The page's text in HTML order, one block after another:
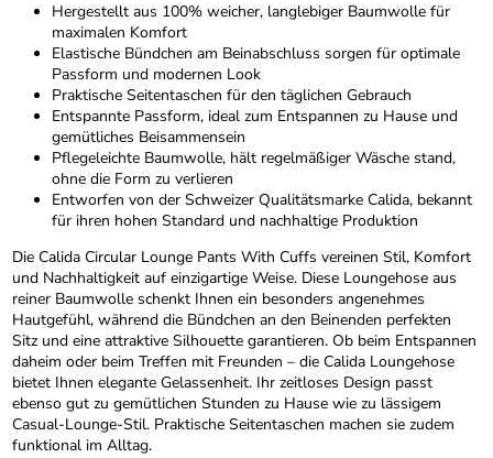
Hergestellt aus 100% weicher, langlebiger Baumwolle für
maximalen Komfort
Elastische Bündchen am Beinabschluss sorgen für optimale
Passform und modernen Look
Praktische Seitentaschen für den täglichen Gebrauch
Entspannte Passform, ideal zum Entspannen zu Hause und
gemütliches Beisammensein
Pflegeleichte Baumwolle, hält regelmäßiger Wäsche stand,
ohne die Form zu verlieren
Entworfen von der Schweizer Qualitätsmarke Calida, bekannt
für ihren hohen Standard und nachhaltige Produktion
Die Calida Circular Lounge Pants With Cuffs vereinen Stil, Komfort
und Nachhaltigkeit auf einzigartige Weise. Diese Loungehose aus
reiner Baumwolle schenkt Ihnen ein besonders angenehmes
Hautgefühl, während die Bündchen an den Beinenden perfekten
Sitz und eine attraktive Silhouette garantieren. Ob beim Entspannen
daheim oder beim Treffen mit Freunden – die Calida Loungehose
bietet Ihnen elegante Gelassenheit. Ihr zeitloses Design passt
ebenso gut zu gemütlichen Stunden zu Hause wie zu lässigem
Casual-Lounge-Stil. Praktische Seitentaschen machen sie zudem
funktional im Alltag.